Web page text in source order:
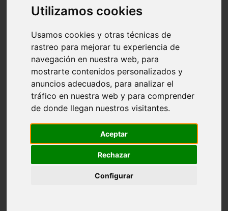
Utilizamos cookies
Usamos cookies y otras técnicas de
rastreo para mejorar tu experiencia de
navegación en nuestra web, para
mostrarte contenidos personalizados y
anuncios adecuados, para analizar el
tráfico en nuestra web y para comprender
de donde llegan nuestros visitantes.
Aceptar
Rechazar
Configurar
protagonistas
reptiles
adopci n
higiene
snacks
acuario
comercios
estanques
viajar
cr a
especies invasoras